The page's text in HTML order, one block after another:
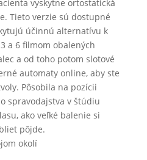
vyskytne ortostatická
Tieto verzie sú dostupné
účinnú alternatívu k
a 6 filmom obalených
a od toho potom slotové
automaty online, aby ste
Pôsobila na pozícii
spravodajstva v štúdiu
ako veľké balenie si
pôjde.
okolí